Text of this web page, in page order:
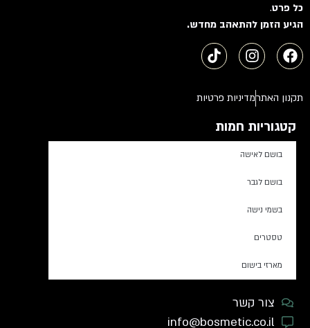
כל פרט.
הגיע הזמן להתאהב מחדש.
תקנון האתרמדיניות פרטיות
קטגוריות חמות
בושם לאישה
בושם לגבר
בשמי נישה
טסטרים
מארזי בישום
צור קשר
info@bosmetic.co.il